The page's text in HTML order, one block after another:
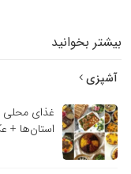
بیشتر بخوانید
آشپزی
غذای محلی
استان‌ها +